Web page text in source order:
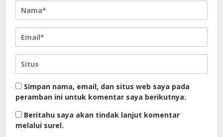
Simpan nama, email, dan situs web saya pada
peramban ini untuk komentar saya berikutnya.
Beritahu saya akan tindak lanjut komentar
melalui surel.